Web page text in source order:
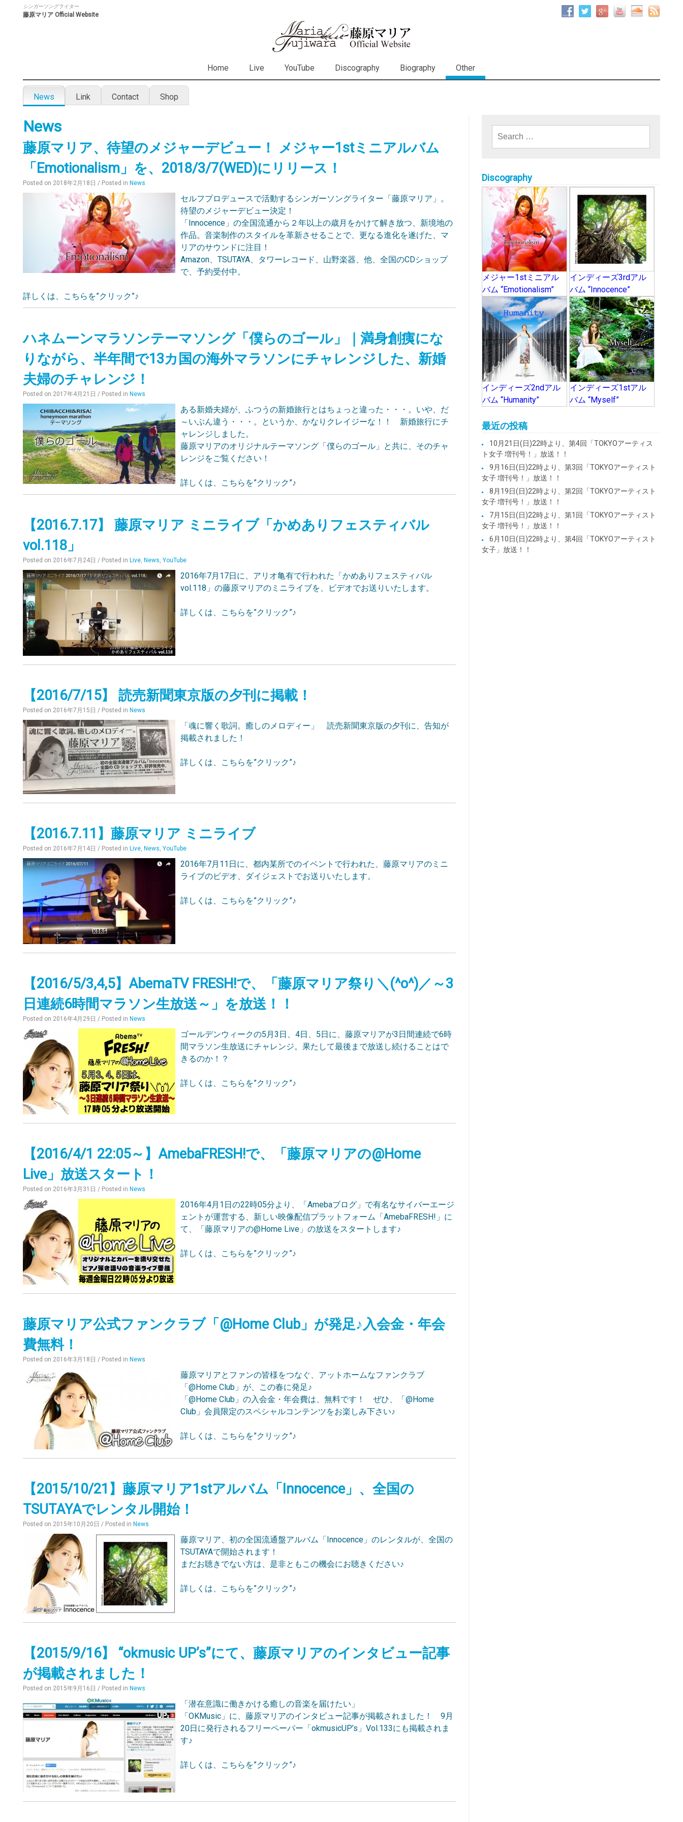
シンガーソングライター
藤原マリア Official Website
Skip to content
Home Live YouTube Discography Biography Other
News Link Contact Shop
News
藤原マリア、待望のメジャーデビュー！ メジャー1stミニアルバム
「Emotionalism」を、2018/3/7(WED)にリリース！
Posted on 2018年2月18日 / Posted in News
セルフプロデュースで活動するシンガーソングライター「藤原マリア」。
待望のメジャーデビュー決定！
「Innocence」の全国流通から２年以上の歳月をかけて解き放つ、新境地の
作品。音楽制作のスタイルを革新させることで、更なる進化を遂げた、マ
リアのサウンドに注目！
Amazon、TSUTAYA、タワーレコード、山野楽器、他、全国のCDショップ
で、予約受付中。
詳しくは、こちらを”クリック”♪
ハネムーンマラソンテーマソング「僕らのゴール」｜満身創痍にな
りながら、半年間で13カ国の海外マラソンにチャレンジした、新婚
夫婦のチャレンジ！
Posted on 2017年4月21日 / Posted in News
ある新婚夫婦が、ふつうの新婚旅行とはちょっと違った・・・。いや、だ
～いぶん違う・・・。というか、かなりクレイジーな！！ 新婚旅行にチ
ャレンジしました。
藤原マリアのオリジナルテーマソング「僕らのゴール」と共に、そのチャ
レンジをご覧ください！
詳しくは、こちらを”クリック”♪
【2016.7.17】 藤原マリア ミニライブ「かめありフェスティバル
vol.118」
Posted on 2016年7月24日 / Posted in Live, News,YouTube
2016年7月17日に、アリオ亀有で行われた「かめありフェスティバル
vol.118」の藤原マリアのミニライブを、ビデオでお送りいたします。
詳しくは、こちらを”クリック”♪
【2016/7/15】 読売新聞東京版の夕刊に掲載！
Posted on 2016年7月15日 / Posted in News
「魂に響く歌詞。癒しのメロディー」 読売新聞東京版の夕刊に、告知が
掲載されました！
詳しくは、こちらを”クリック”♪
【2016.7.11】藤原マリア ミニライブ
Posted on 2016年7月14日 / Posted in Live, News,YouTube
2016年7月11日に、都内某所でのイベントで行われた、藤原マリアのミニ
ライブのビデオ、ダイジェストでお送りいたします。
詳しくは、こちらを”クリック”♪
【2016/5/3,4,5】AbemaTV FRESH!で、「藤原マリア祭り＼(^o^)／～3
日連続6時間マラソン生放送～」を放送！！
Posted on 2016年4月29日 / Posted in News
ゴールデンウィークの5月3日、4日、5日に、藤原マリアが3日間連続で6時
間マラソン生放送にチャレンジ。果たして最後まで放送し続けることはで
きるのか！？
詳しくは、こちらを”クリック”♪
【2016/4/1 22:05～】AmebaFRESH!で、「藤原マリアの@Home
Live」放送スタート！
Posted on 2016年3月31日 / Posted in News
2016年4月1日の22時05分より、「Amebaブログ」で有名なサイバーエージ
ェントが運営する、新しい映像配信プラットフォーム「AmebaFRESH!」に
て、「藤原マリアの@Home Live」の放送をスタートします♪
詳しくは、こちらを”クリック”♪
藤原マリア公式ファンクラブ「@Home Club」が発足♪入会金・年会
費無料！
Posted on 2016年3月18日 / Posted in News
藤原マリアとファンの皆様をつなぐ、アットホームなファンクラブ
「@Home Club」が、この春に発足♪
「@Home Club」の入会金・年会費は、無料です！ ぜひ、「@Home
Club」会員限定のスペシャルコンテンツをお楽しみ下さい♪
詳しくは、こちらを”クリック”♪
【2015/10/21】藤原マリア1stアルバム「Innocence」、全国の
TSUTAYAでレンタル開始！
Posted on 2015年10月20日 / Posted in News
藤原マリア、初の全国流通盤アルバム「Innocence」のレンタルが、全国の
TSUTAYAで開始されます！
まだお聴きでない方は、是非ともこの機会にお聴きください♪
詳しくは、こちらを”クリック”♪
【2015/9/16】 “okmusic UP’s”にて、藤原マリアのインタビュー記事
が掲載されました！
Posted on 2015年9月16日 / Posted in News
「潜在意識に働きかける癒しの音楽を届けたい」
「OKMusic」に、藤原マリアのインタビュー記事が掲載されました！ 9月
20日に発行されるフリーペーパー「okmusicUP’s」Vol.133にも掲載されま
す♪
詳しくは、こちらを”クリック”♪
Search for:
Discography
メジャー1stミニアル
バム “Emotionalism”
インディーズ3rdアル
バム “Innocence”
インディーズ2ndアル
バム “Humanity”
インディーズ1stアル
バム “Myself”
最近の投稿
10月21日(日)22時より、第4回「TOKYOアーティス
ト女子 増刊号！」放送！！
9月16日(日)22時より、第3回「TOKYOアーティスト
女子 増刊号！」放送！！
8月19日(日)22時より、第2回「TOKYOアーティスト
女子 増刊号！」放送！！
7月15日(日)22時より、第1回「TOKYOアーティスト
女子 増刊号！」放送！！
6月10日(日)22時より、第4回「TOKYOアーティスト
女子」放送！！